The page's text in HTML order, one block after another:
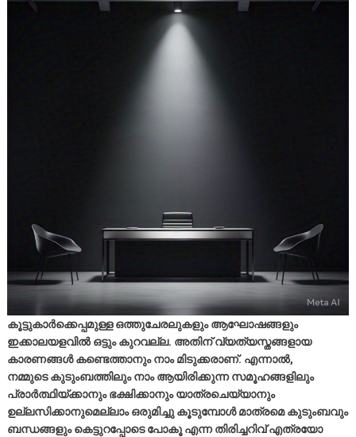
കൂട്ടുകാർക്കെപ്പമുള്ള ഒത്തുചേരലുകളും ആഘോഷങ്ങളും
ഇക്കാലയളവിൽ ഒട്ടും കുറവല്ല. അതിന് വ്യത്യസ്തങ്ങളായ
കാരണങ്ങൾ കണ്ടെത്താനും നാം മിടുക്കരാണ്. എന്നാൽ,
നമ്മുടെ കുടുംബത്തിലും നാം ആയിരിക്കുന്ന സമൂഹങ്ങളിലും
പ്രാർത്ഥിയ്ക്കാനും ഭക്ഷിക്കാനും യാത്രചെയ്യാനും
ഉല്ലസിക്കാനുമെല്ലാം ഒരുമിച്ചു കൂടുമ്പോൾ മാത്രമെ കുടുംബവും
ബന്ധങ്ങളും കെട്ടുറപ്പോടെ പോകൂ എന്ന തിരിച്ചറിവ് എത്രയോ